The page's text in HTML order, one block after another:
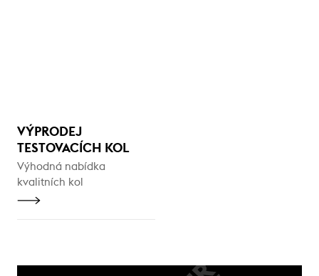
VÝPRODEJ
TESTOVACÍCH KOL
Výhodná nabídka
kvalitních kol